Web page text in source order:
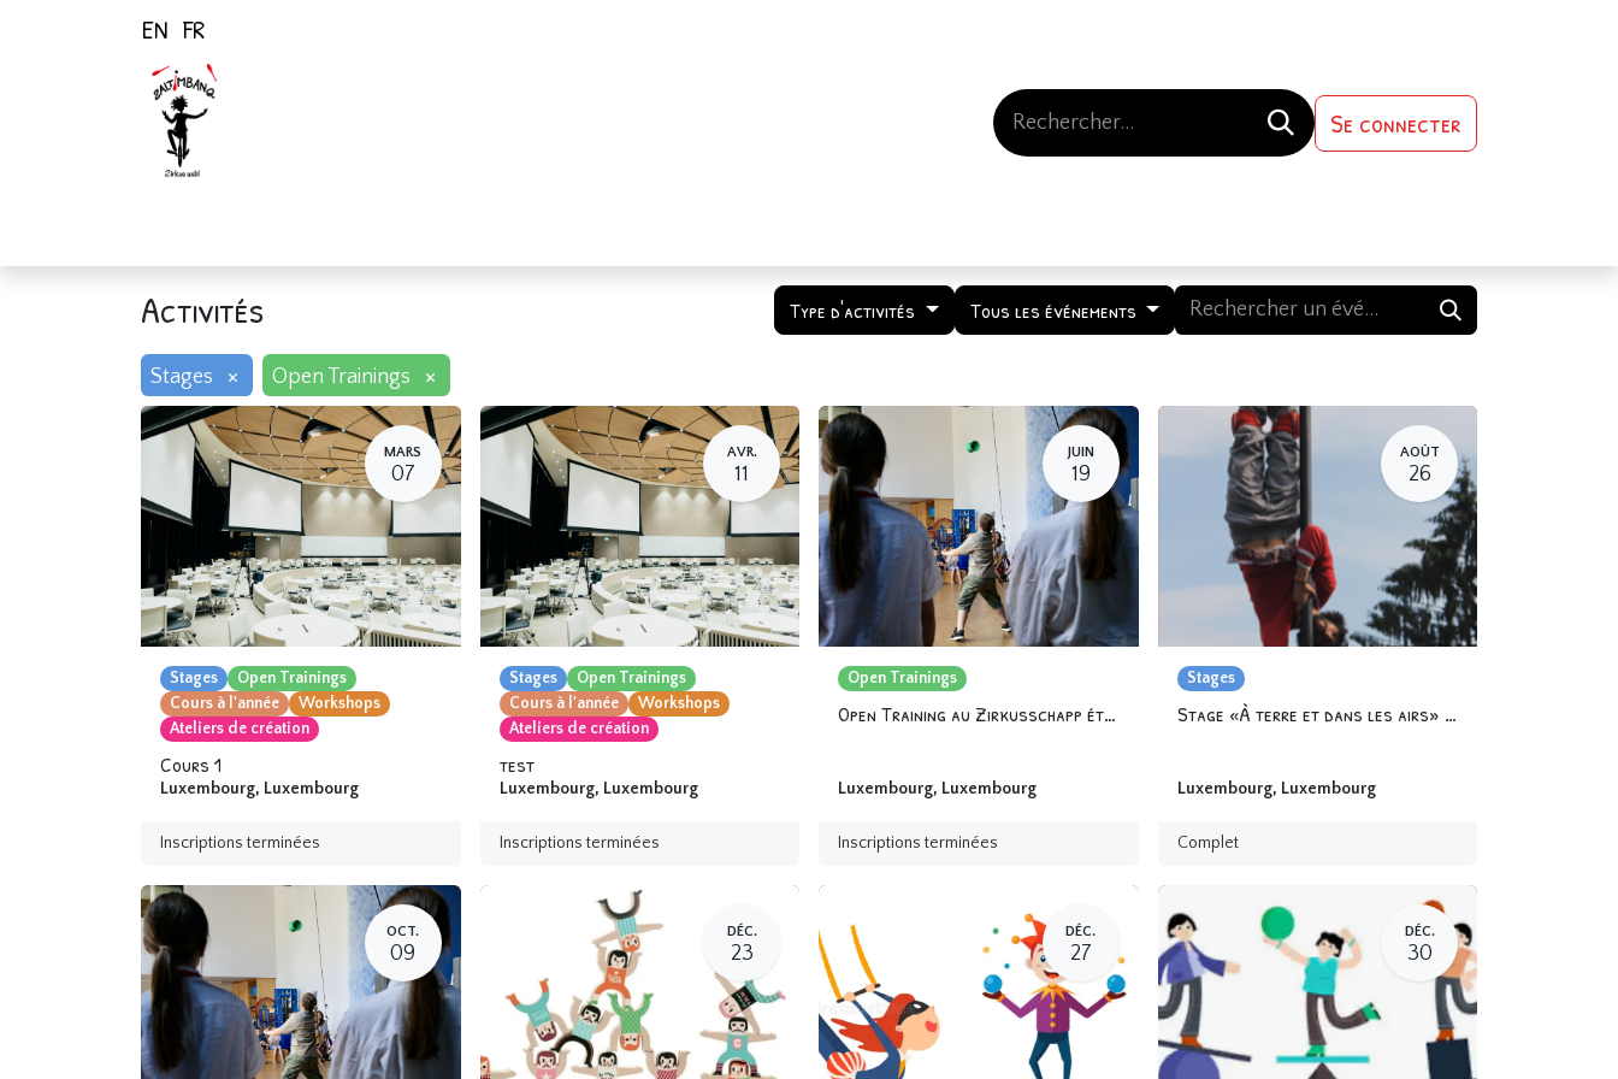
EN FR
Se connecter
Activités Type d'activités Tous les événements
Stages × Open Trainings ×
MARS
07
Stages
Open Trainings
Cours à l'année
Workshops
Ateliers de création
Cours 1
Luxembourg, Luxembourg
Inscriptions terminées
AVR.
11
Stages
Open Trainings
Cours à l'année
Workshops
Ateliers de création
test
Luxembourg, Luxembourg
Inscriptions terminées
JUIN
19
Open Trainings
Open Training au Zirkusschapp été 2024
Luxembourg, Luxembourg
Inscriptions terminées
AOÛT
26
Stages
Stage «À terre et dans les airs» avec Mira&Carlos
Luxembourg, Luxembourg
Complet
OCT.
09
DÉC.
23
DÉC.
27
DÉC.
30